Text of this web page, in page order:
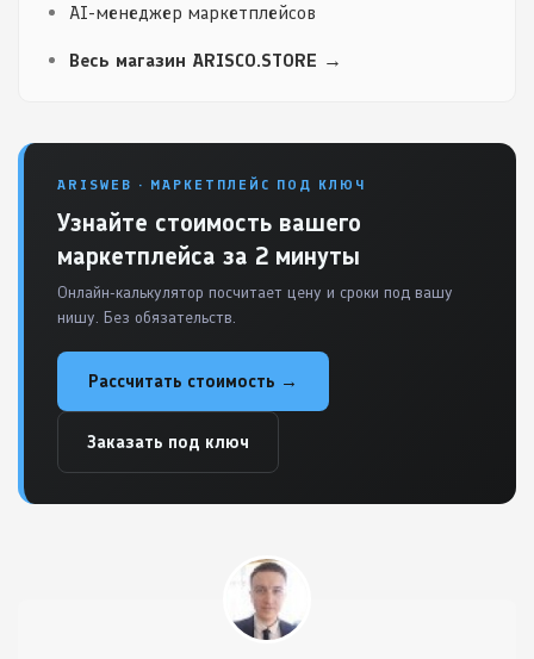
AI-менеджер маркетплейсов
Весь магазин ARISCO.STORE →
ARISWEB · МАРКЕТПЛЕЙС ПОД КЛЮЧ
Узнайте стоимость вашего
маркетплейса за 2 минуты
Онлайн-калькулятор посчитает цену и сроки под вашу
нишу. Без обязательств.
Рассчитать стоимость →
Заказать под ключ